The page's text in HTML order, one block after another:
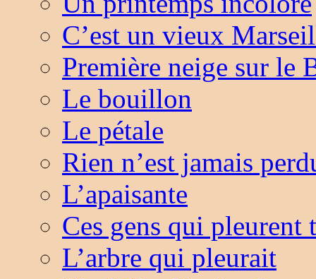
C’est un vieux
Première neige sur le
Le bouillon
Le pétale
Rien n’est jamais
L’apaisante
Ces gens qui
L’arbre qui pleurait